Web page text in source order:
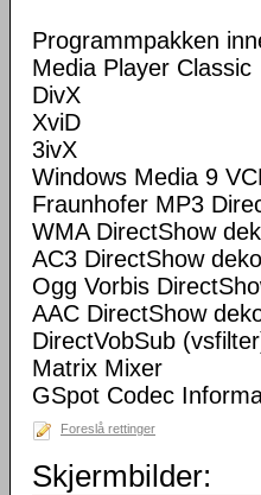
Programmpakken
Media Player Classic
DivX
XviD
3ivX
Windows Media 9
Fraunhofer MP3
WMA DirectShow
AC3 DirectShow
Ogg Vorbis
AAC DirectShow
DirectVobSub
Matrix Mixer
GSpot Codec
Foreslå rettinger
Skjermbilder: